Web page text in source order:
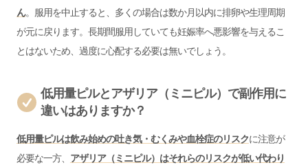
ん。服用を中止すると、多くの場合は数か月以内に排卵や生理周期
が元に戻ります。長期間服用していても妊娠率へ悪影響を与えるこ
とはないため、過度に心配する必要は無いでしょう。
低用量ピルとアザリア（ミニピル）で副作用に
違いはありますか？
低用量ピルは飲み始めの吐き気・むくみや血栓症のリスクに注意が
必要な一方、 アザリア（ミニピル）はそれらのリスクが低い代わり